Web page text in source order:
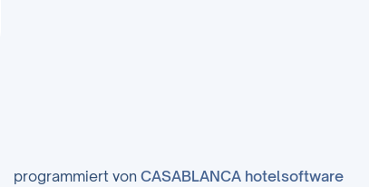
programmiert von CASABLANCA hotelsoftware